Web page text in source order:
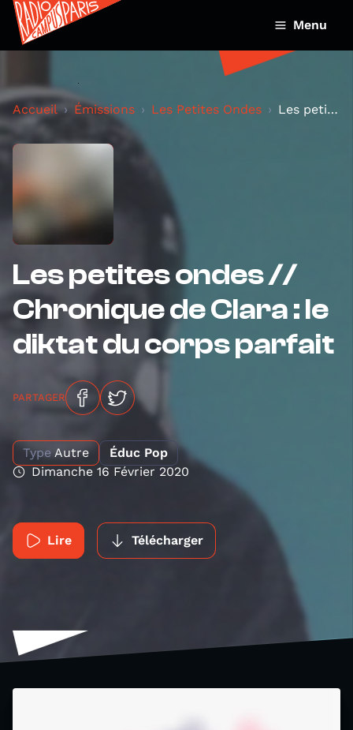
Menu
Accueil Émissions Les Petites Ondes Les petites ondes // Chronique de Clara : le dikta...
Les petites ondes //
Chronique de Clara : le
diktat du corps parfait
PARTAGER
Type Autre
Éduc Pop
Dimanche 16 Février 2020
Lire Télécharger